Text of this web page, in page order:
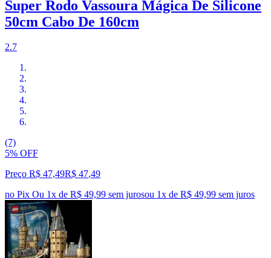
Super Rodo Vassoura Mágica De Silicone
50cm Cabo De 160cm
2.7
(7)
5% OFF
Preço R$ 47,49R$ 47,49
no Pix Ou 1x de R$ 49,99 sem jurosou 1x de R$ 49,99 sem juros